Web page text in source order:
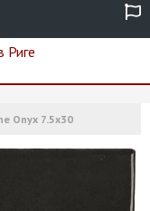
Риге
Onyx 7.5x30